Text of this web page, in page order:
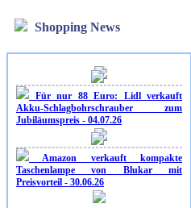
Shopping News
Für nur 88 Euro: Lidl verkauft
Akku-Schlagbohrschrauber zum
Jubiläumspreis - 04.07.26
Amazon verkauft kompakte
Taschenlampe von Blukar mit
Preisvorteil - 30.06.26